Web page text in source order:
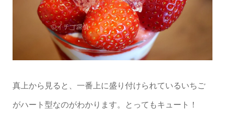
真上から見ると、一番上に盛り付けられているいちご
がハート型なのがわかります。とってもキュート！